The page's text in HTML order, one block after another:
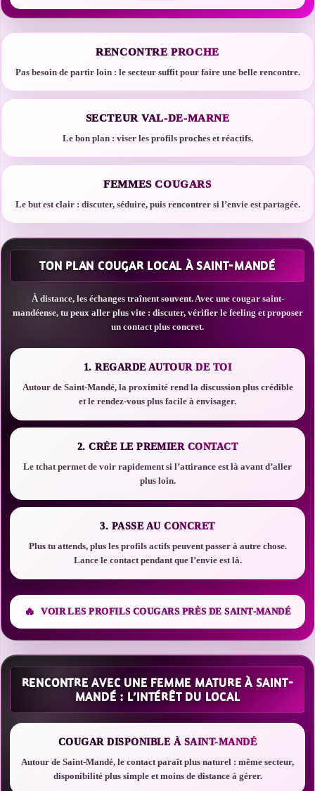
RENCONTRE PROCHE
Pas besoin de partir loin : le secteur suffit pour faire une belle rencontre.
SECTEUR VAL-DE-MARNE
Le bon plan : viser les profils proches et réactifs.
FEMMES COUGARS
Le but est clair : discuter, séduire, puis rencontrer si l’envie est partagée.
TON PLAN COUGAR LOCAL À SAINT-MANDÉ
À distance, les échanges traînent souvent. Avec une cougar saint-
mandéense, tu peux aller plus vite : discuter, vérifier le feeling et proposer
un contact plus concret.
1. REGARDE AUTOUR DE TOI
Autour de Saint-Mandé, la proximité rend la discussion plus crédible
et le rendez-vous plus facile à envisager.
2. CRÉE LE PREMIER CONTACT
Le tchat permet de voir rapidement si l’attirance est là avant d’aller
plus loin.
3. PASSE AU CONCRET
Plus tu attends, plus les profils actifs peuvent passer à autre chose.
Lance le contact pendant que l’envie est là.
VOIR LES PROFILS COUGARS PRÈS DE SAINT-MANDÉ
RENCONTRE AVEC UNE FEMME MATURE À SAINT-
MANDÉ : L’INTÉRÊT DU LOCAL
COUGAR DISPONIBLE À SAINT-MANDÉ
Autour de Saint-Mandé, le contact paraît plus naturel : même secteur,
disponibilité plus simple et moins de distance à gérer.